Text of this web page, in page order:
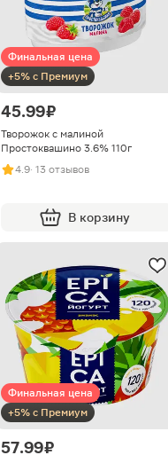
Финальная цена
+5% с Премиум
45.99 ₽
Творожок с малиной
Простоквашино 3.6% 110г
4.9· 13 отзывов
В корзину
Финальная цена
+5% с Премиум
57.99 ₽